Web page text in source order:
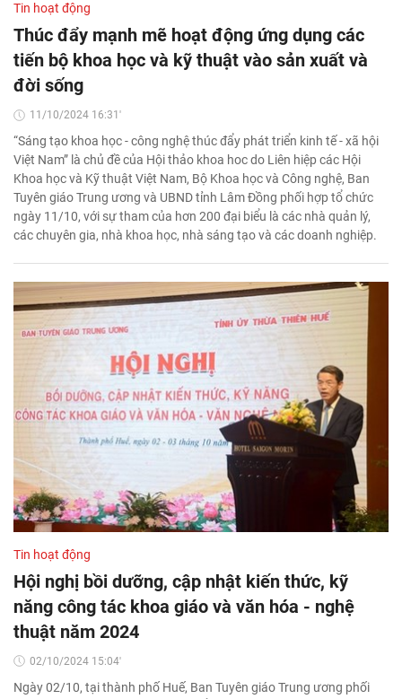
Tin hoạt động
Thúc đẩy mạnh mẽ hoạt động ứng dụng các
tiến bộ khoa học và kỹ thuật vào sản xuất và
đời sống
11/10/2024 16:31'
“Sáng tạo khoa học - công nghệ thúc đẩy phát triển kinh tế - xã hội
Việt Nam” là chủ đề của Hội thảo khoa hoc do Liên hiệp các Hội
Khoa học và Kỹ thuật Việt Nam, Bộ Khoa học và Công nghệ, Ban
Tuyên giáo Trung ương và UBND tỉnh Lâm Đồng phối hợp tổ chức
ngày 11/10, với sự tham của hơn 200 đại biểu là các nhà quản lý,
các chuyên gia, nhà khoa học, nhà sáng tạo và các doanh nghiệp.
Tin hoạt động
Hội nghị bồi dưỡng, cập nhật kiến thức, kỹ
năng công tác khoa giáo và văn hóa - nghệ
thuật năm 2024
02/10/2024 15:04'
Ngày 02/10, tại thành phố Huế, Ban Tuyên giáo Trung ương phối